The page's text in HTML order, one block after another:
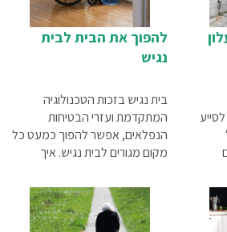
להפוך את הבית לבית
נגיש
בית נגיש בזכות הטכנולוגיה
המתקדמת ועזרי הבטיחות
הנפלאים, אפשר להפוך כמעט כל
מקום מגורים לבית נגיש. איך
תוכלו למצוא במאמר שלפניכם